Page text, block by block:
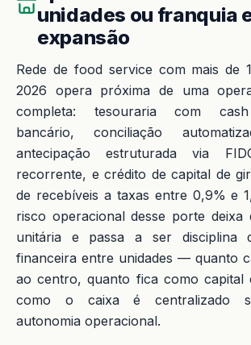
unidades ou franquia
expansão
Rede de food service com mais de
2026 opera próxima de uma
completa: tesouraria com cash
bancário, conciliação
antecipação estruturada via
recorrente, e crédito de capital de
de recebíveis a taxas entre 0,9% e
risco operacional desse porte deixa
unitária e passa a ser disciplina
financeira entre unidades — quanto
ao centro, quanto fica como capital
como o caixa é centralizado
autonomia operacional.